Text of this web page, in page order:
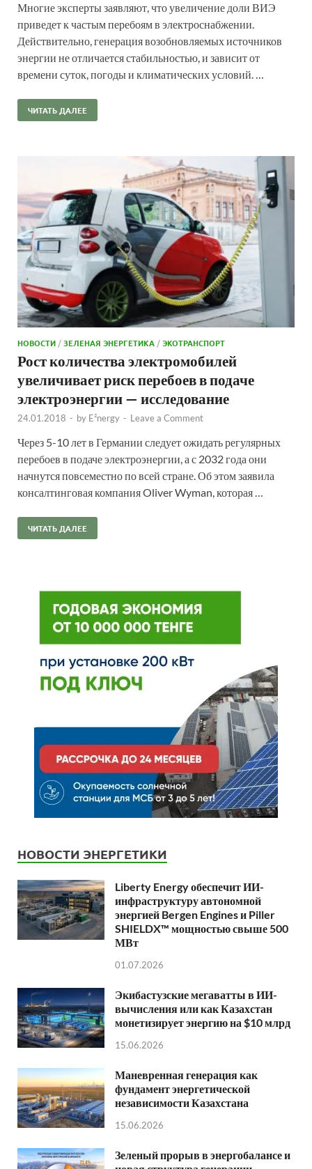
Многие эксперты заявляют, что увеличение доли ВИЭ
приведет к частым перебоям в электроснабжении.
Действительно, генерация возобновляемых источников
энергии не отличается стабильностью, и зависит от
времени суток, погоды и климатических условий. …
ЧИТАТЬ ДАЛЕЕ
НОВОСТИ /ЗЕЛЕНАЯ ЭНЕРГЕТИКА /ЭКОТРАНСПОРТ
Рост количества электромобилей
увеличивает риск перебоев в подаче
электроэнергии — исследование
24.01.2018 - by E²nergy - Leave a Comment
Через 5-10 лет в Германии следует ожидать регулярных
перебоев в подаче электроэнергии, а с 2032 года они
начнутся повсеместно по всей стране. Об этом заявила
консалтинговая компания Oliver Wyman, которая …
ЧИТАТЬ ДАЛЕЕ
НОВОСТИ ЭНЕРГЕТИКИ
Liberty Energy обеспечит ИИ-
инфраструктуру автономной
энергией Bergen Engines и Piller
SHIELDX™ мощностью свыше 500
МВт
01.07.2026
Экибастузские мегаватты в ИИ-
вычисления или как Казахстан
монетизирует энергию на $10 млрд
15.06.2026
Маневренная генерация как
фундамент энергетической
независимости Казахстана
15.06.2026
Зеленый прорыв в энергобалансе и